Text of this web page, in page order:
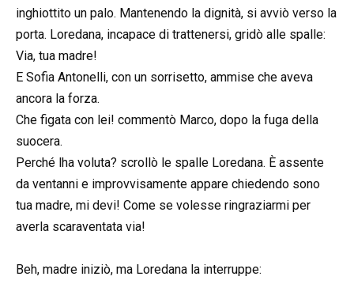
inghiottito un palo. Mantenendo la dignità, si avviò verso la
porta. Loredana, incapace di trattenersi, gridò alle spalle:
Via, tua madre!
E Sofia Antonelli, con un sorrisetto, ammise che aveva
ancora la forza.
Che figata con lei! commentò Marco, dopo la fuga della
suocera.
Perché lha voluta? scrollò le spalle Loredana. È assente
da ventanni e improvvisamente appare chiedendo sono
tua madre, mi devi! Come se volesse ringraziarmi per
averla scaraventata via!
Beh, madre iniziò, ma Loredana la interruppe: